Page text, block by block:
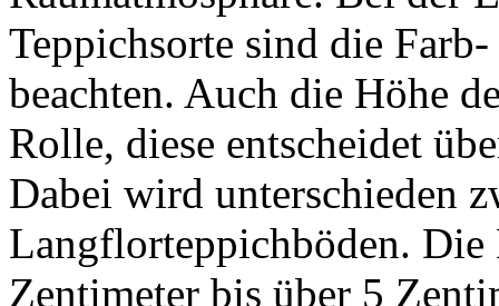
Teppichsorte sind die
beachten. Auch die Höhe
Rolle, diese entscheidet
Dabei wird unterschieden
Langflorteppichböden.
Zentimeter bis über 5